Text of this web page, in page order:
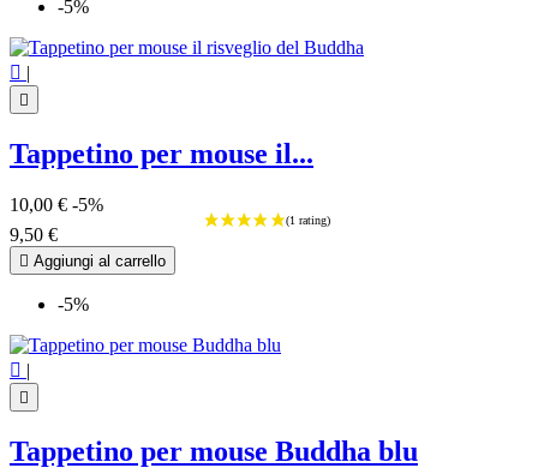
-5%
 |

Tappetino per mouse il...
10,00 € -5%
9,50 €
 Aggiungi al carrello
-5%
 |

Tappetino per mouse Buddha blu